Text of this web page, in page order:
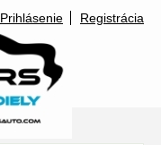
Prihlásenie Registrácia